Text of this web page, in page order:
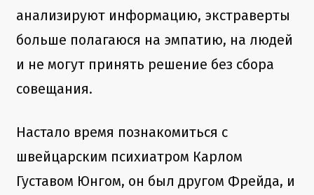
анализируют информацию, экстраверты
больше полагаюся на эмпатию, на людей
и не могут принять решение без сбора
совещания.
Настало время познакомиться с
швейцарским психиатром Карлом
Густавом Юнгом, он был другом Фрейда, и